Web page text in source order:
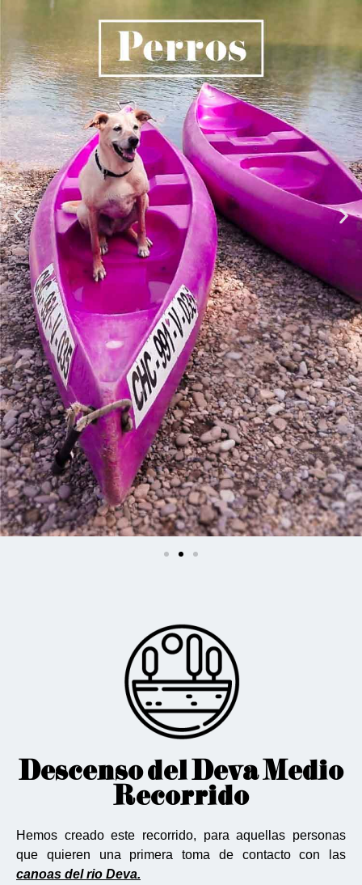
Descenso del Deva Medio
Recorrido
Hemos creado este recorrido, para aquellas personas
que quieren una primera toma de contacto con las
canoas del rio Deva.